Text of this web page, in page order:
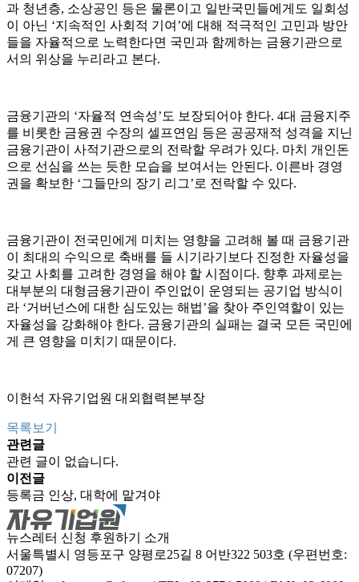
과 청년층, 소상공인 등은 물론이고 일반국민들에게도 일회성
이 아닌 ‘지속적인 사회적 기여’에 대해 적극적인 고민과 방안
들을 자율적으로 노력한다면 국민과 함께하는 금융기관으로
서의 위상을 누리라고 본다.
금융기관의 ‘자율적 연속성’도 보장되어야 한다. 4대 금융지주
를 비롯한 금융권 수장의 셀프연임 등은 공공재적 성격을 지닌
금융기관이 사적기관으로의 전락할 우려가 있다. 마치 개인돈
으로 선심을 쓰는 듯한 모습을 보여서는 안된다. 이른바 경영
권을 확보한 ‘그들만의 장기 리그’로 전락할 수 있다.
금융기관이 전국민에게 미치는 영향을 고려해 볼 때 금융기관
이 최대의 수익으로 축배를 들 시기라기보다 진정한 자율성을
갖고 사회를 고려한 경영을 해야 할 시점이다. 향후 과제로는
대부분의 대형금융기관이 주인없이 운영되는 공기업 방식이
라 ‘거버넌스에 대한 심도있는 해법’을 찾아 주인역할이 있는
자율성을 강화해야 한다. 금융기관의 실패는 결국 모든 국민에
게 큰 영향을 미치기 때문이다.
이헌석 자유기업원 대외협력본부장
목록보기
관련글
관련 글이 없습니다.
이전글
등록금 인상, 대학에 맡겨야
뉴스레터 신청 후원하기
소개
서울특별시 영등포구 양평로25길 8 어반322 503호 (우편번호:
07207)